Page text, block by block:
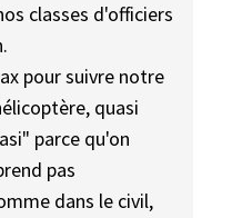
classes d'officiers
pour suivre notre
quasi
parce qu'on
pas
dans le civil,